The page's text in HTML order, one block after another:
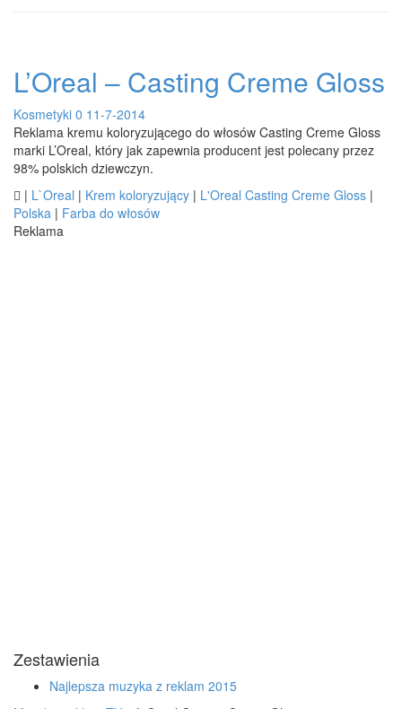
L’Oreal – Casting Creme Gloss
Kosmetyki 0 11-7-2014
Reklama kremu koloryzującego do włosów Casting Creme Gloss
marki L’Oreal, który jak zapewnia producent jest polecany przez
98% polskich dziewczyn.
 | L`Oreal | Krem koloryzujący | L'Oreal Casting Creme Gloss |
Polska | Farba do włosów
Reklama
Zestawienia
Najlepsza muzyka z reklam 2015